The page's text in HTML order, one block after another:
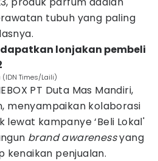
tubuh yang paling
lonjakan pembeli
(IDN Times/Laili)
PT Duta Mas Mandiri,
menyampaikan kolaborasi
lewat kampanye ‘Beli Lokal'
brand awarenessyang
penjualan.